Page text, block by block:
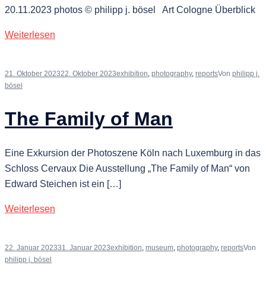
20.11.2023 photos © philipp j. bösel Art Cologne Überblick
Weiterlesen
21. Oktober 202322. Oktober 2023exhibition, photography, reportsVon philipp j.
bösel
The Family of Man
Eine Exkursion der Photoszene Köln nach Luxemburg in das
Schloss Cervaux Die Ausstellung „The Family of Man“ von
Edward Steichen ist ein […]
Weiterlesen
22. Januar 202331. Januar 2023exhibition, museum, photography, reportsVon
philipp j. bösel